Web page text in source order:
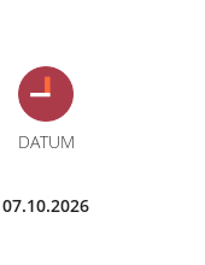
DATUM
07.10.2026